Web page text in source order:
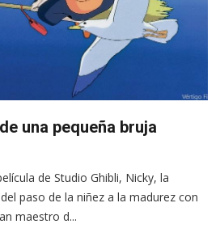
una pequeña bruja
de Studio Ghibli, Nicky, la
paso de la niñez a la madurez con
maestro d...